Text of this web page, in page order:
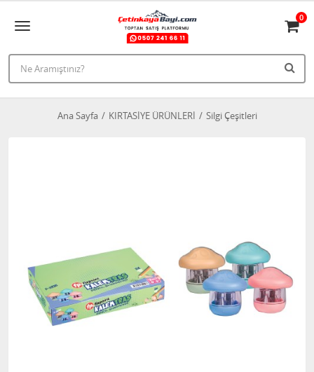
0
Ana Sayfa KIRTASİYE ÜRÜNLERİ Silgi Çeşitleri